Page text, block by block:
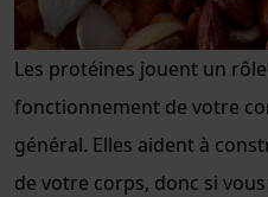
Les protéines jouent un
fonctionnement de votre
général. Elles aident à
de votre corps, donc si